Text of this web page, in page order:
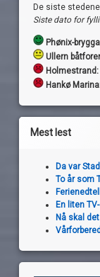
De siste
Siste dato for
Phønix-
Ullern
Holmestrand:
Hankø
Mest lest
Da var
To år som
En liten
Nå skal